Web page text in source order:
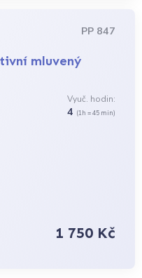
PP 847
mluvený
Vyuč. hodin:
4 (1h = 45 min)
1 750 Kč